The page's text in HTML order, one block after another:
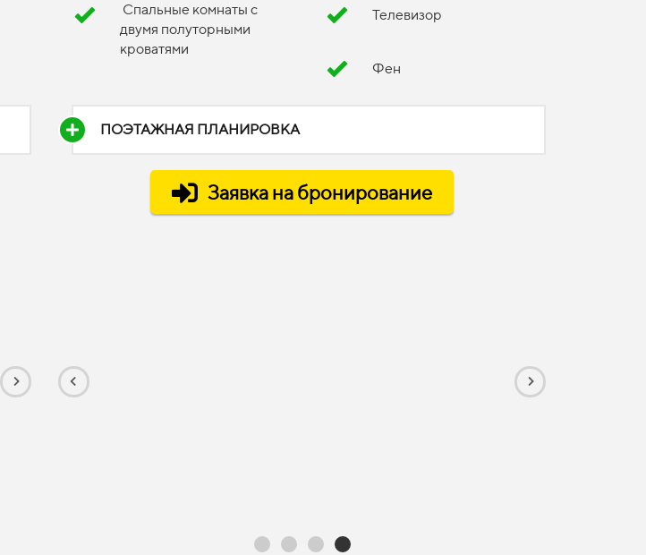
Спальные комнаты с
двумя полуторными
кроватями
Телевизор
Фен
ПОЭТАЖНАЯ ПЛАНИРОВКА
Заявка на бронирование